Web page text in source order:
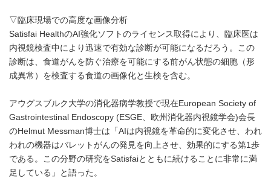
▽臨床現場での高度な画像分析
Satisfai HealthのAI強化ソフトのライセンス取得により、臨床医は
内視鏡検査中により迅速で有効な診断が可能になるだろう。この
診断は、食道がんを防ぐ治療を可能にする前がん状態の細胞（形
成異常）を検査する食道の画像化と生検を含む。
アウグスブルク大学の消化器病学教授で現在European Society of
Gastrointestinal Endoscopy (ESGE、欧州消化器内視鏡学会)会長
のHelmut Messman博士は「AIは内視鏡を革命的に変化させ、われ
われの機器はバレットがんの発見を向上させ、効果的にする第1歩
である。この分野の研究をSatisfaiとともに続けることに非常に満
足している」と語った。